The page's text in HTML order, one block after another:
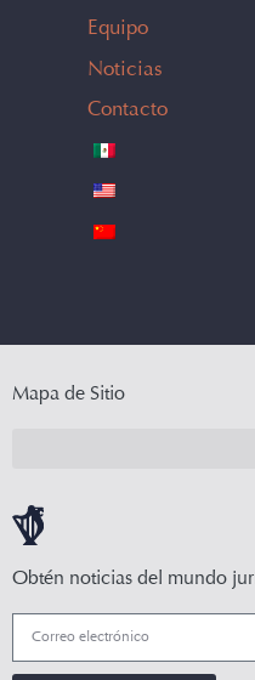
Equipo
Noticias
Contacto
Mapa de Sitio
Obtén noticias del mundo